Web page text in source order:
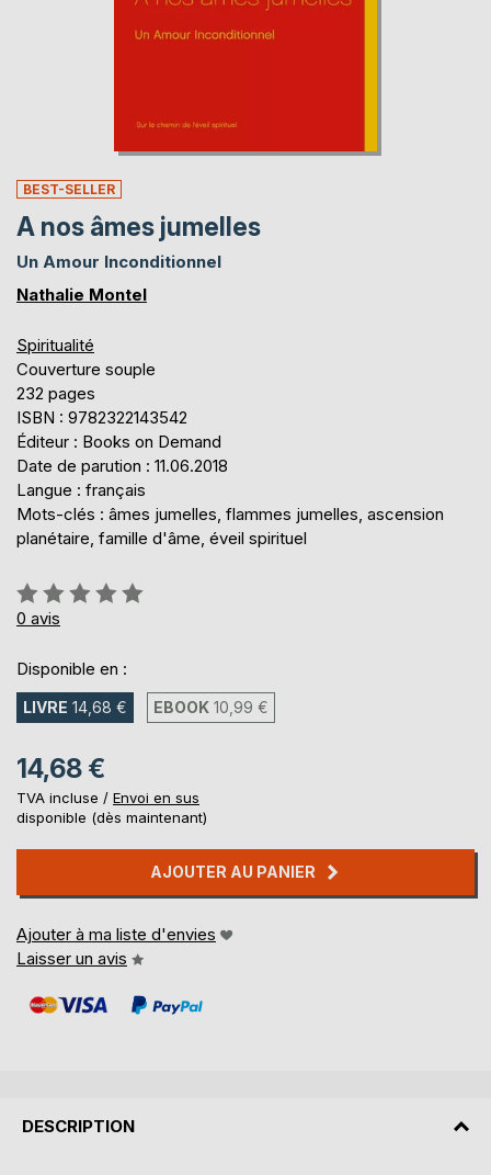
BEST-SELLER
A nos âmes jumelles
Un Amour Inconditionnel
Nathalie Montel
Spiritualité
Couverture souple
232 pages
ISBN : 9782322143542
Éditeur : Books on Demand
Date de parution : 11.06.2018
Langue : français
Mots-clés : âmes jumelles, flammes jumelles, ascension
planétaire, famille d'âme, éveil spirituel
Évaluation:
0%
0 avis
Disponible en :
LIVRE 14,68 € EBOOK 10,99 €
14,68 €
TVA incluse / Envoi en sus
disponible (dès maintenant)
AJOUTER AU PANIER
Ajouter à ma liste d'envies
Laisser un avis
DESCRIPTION